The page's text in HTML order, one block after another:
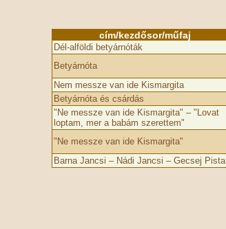
cím/kezdősor/műfaj
Dél-alföldi betyárnóták
Betyárnóta
Nem messze van ide Kismargita
Betyárnóta és csárdás
"Ne messze van ide Kismargita" – "Lovat
loptam, mer­­ a babám szerettem"
"Ne messze van ide Kismargita"
Barna Jancsi – Nádi Jancsi – Gecsej Pista